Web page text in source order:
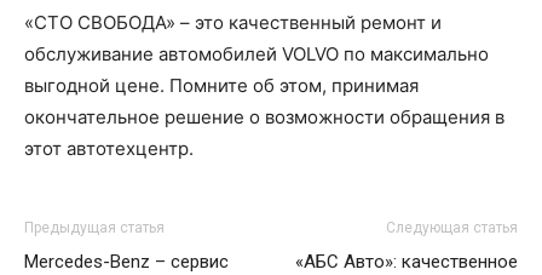
«СТО СВОБОДА» – это качественный ремонт и
обслуживание автомобилей VOLVO по максимально
выгодной цене. Помните об этом, принимая
окончательное решение о возможности обращения в
этот автотехцентр.
Предыдущая статья
Mercedes-Benz – сервис
Следующая статья
«АБС Авто»: качественное